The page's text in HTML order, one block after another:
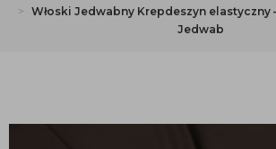
Włoski Jedwabny Krepdeszyn elastyczny
Jedwab